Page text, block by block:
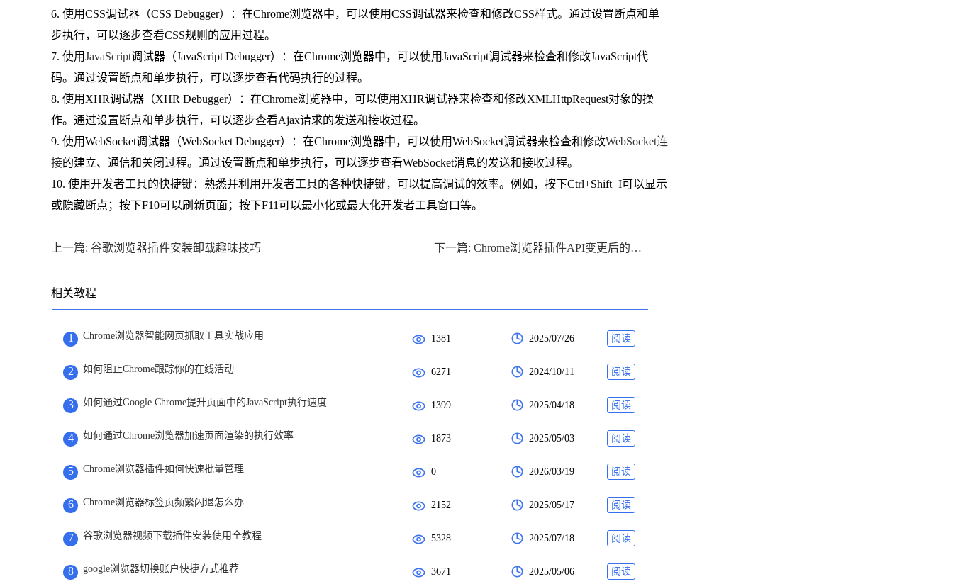
6. 使用CSS调试器（CSS Debugger）：在Chrome浏览器中，可以使用CSS调试器来检查和修改CSS样式。通过设置断点和单
步执行，可以逐步查看CSS规则的应用过程。
7. 使用JavaScript调试器（JavaScript Debugger）：在Chrome浏览器中，可以使用JavaScript调试器来检查和修改JavaScript代
码。通过设置断点和单步执行，可以逐步查看代码执行的过程。
8. 使用XHR调试器（XHR Debugger）：在Chrome浏览器中，可以使用XHR调试器来检查和修改XMLHttpRequest对象的操
作。通过设置断点和单步执行，可以逐步查看Ajax请求的发送和接收过程。
9. 使用WebSocket调试器（WebSocket Debugger）：在Chrome浏览器中，可以使用WebSocket调试器来检查和修改WebSocket连
接的建立、通信和关闭过程。通过设置断点和单步执行，可以逐步查看WebSocket消息的发送和接收过程。
10. 使用开发者工具的快捷键：熟悉并利用开发者工具的各种快捷键，可以提高调试的效率。例如，按下Ctrl+Shift+I可以显示
或隐藏断点；按下F10可以刷新页面；按下F11可以最小化或最大化开发者工具窗口等。
上一篇: 谷歌浏览器插件安装卸载趣味技巧 下一篇: Chrome浏览器插件API变更后的兼容性更新建议
相关教程
1 Chrome浏览器智能网页抓取工具实战应用 1381 2025/07/26 阅读
2 如何阻止Chrome跟踪你的在线活动 6271 2024/10/11 阅读
3 如何通过Google Chrome提升页面中的JavaScript执行速度 1399 2025/04/18 阅读
4 如何通过Chrome浏览器加速页面渲染的执行效率 1873 2025/05/03 阅读
5 Chrome浏览器插件如何快速批量管理 0 2026/03/19 阅读
6 Chrome浏览器标签页频繁闪退怎么办 2152 2025/05/17 阅读
7 谷歌浏览器视频下载插件安装使用全教程 5328 2025/07/18 阅读
8 google浏览器切换账户快捷方式推荐 3671 2025/05/06 阅读